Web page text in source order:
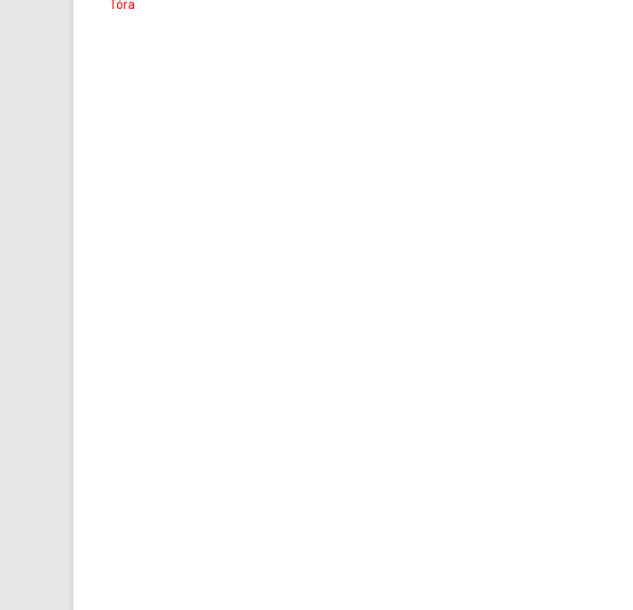
navigáció
Tóra